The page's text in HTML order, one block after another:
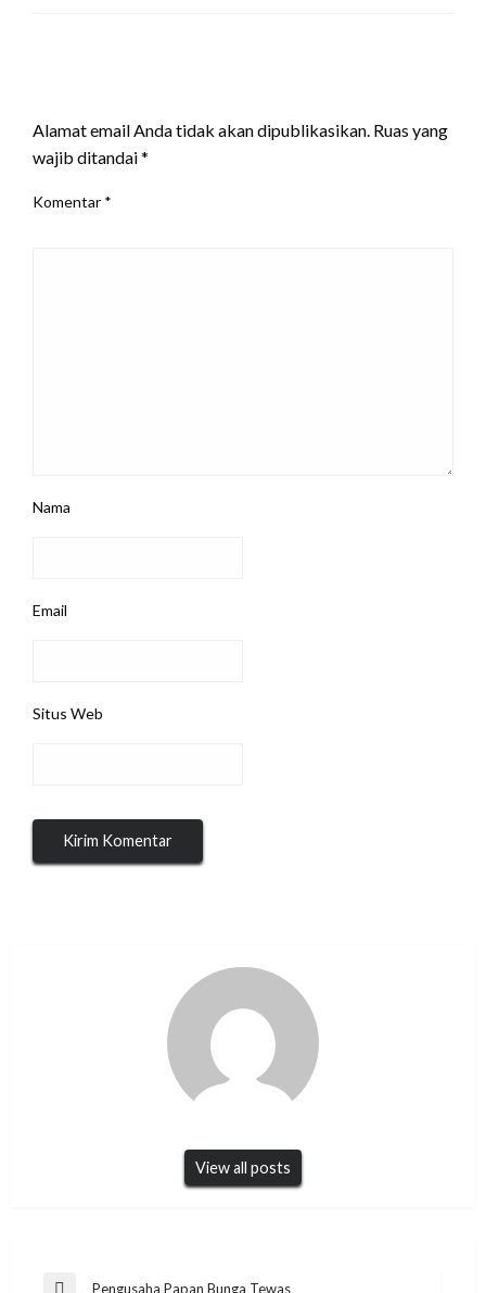
Alamat email Anda tidak akan dipublikasikan. Ruas yang
wajib ditandai*
Komentar *
Nama
Email
Situs Web
View all posts
NavigasiPengusaha Papan Bunga Tewas